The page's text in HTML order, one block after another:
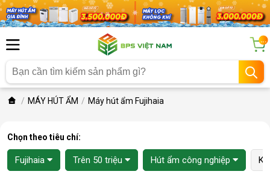
...
MÁY HÚT ẨM Máy hút ẩm Fujihaia
Chọn theo tiêu chí:
Fujihaia Trên 50 triệu Hút ẩm công nghiệp